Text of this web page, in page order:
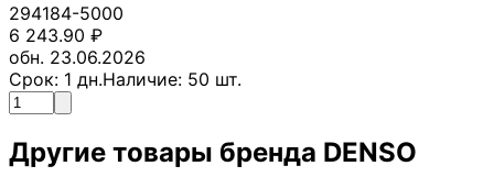
294184-5000
6 243.90 ₽
обн. 23.06.2026
Срок: 1 дн.Наличие: 50 шт.
Другие товары бренда DENSO